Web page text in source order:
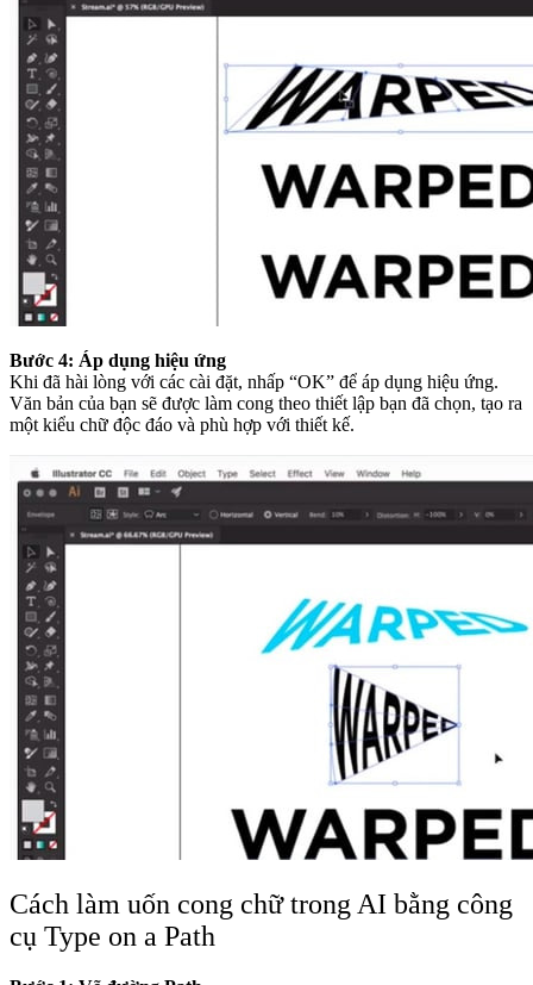
Bước 4: Áp dụng hiệu ứng
Khi đã hài lòng với các cài đặt, nhấp “OK” để áp dụng hiệu ứng.
Văn bản của bạn sẽ được làm cong theo thiết lập bạn đã chọn, tạo ra
một kiểu chữ độc đáo và phù hợp với thiết kế.
Cách làm uốn cong chữ trong AI bằng công
cụ Type on a Path